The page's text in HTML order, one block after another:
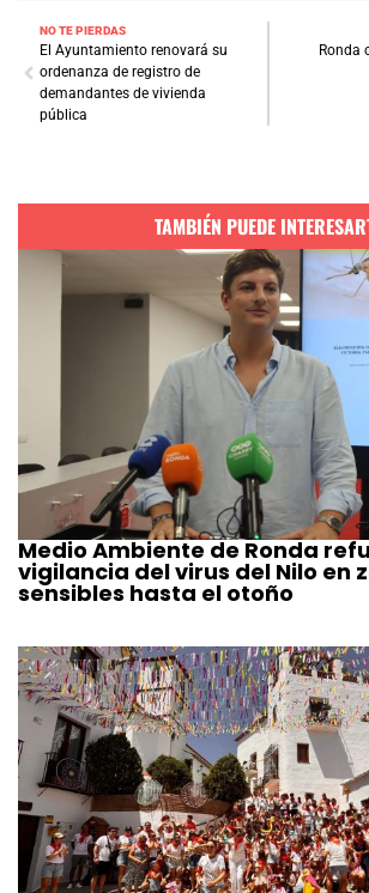
NO TE PIERDAS
El Ayuntamiento renovará su
ordenanza de registro de
demandantes de vivienda
pública
Ronda
TAMBIÉN PUEDE
Medio Ambiente de Ronda
vigilancia del virus del Nilo en
sensibles hasta el otoño